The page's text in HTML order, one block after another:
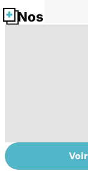
Nos fiches
Cancer du
toutes